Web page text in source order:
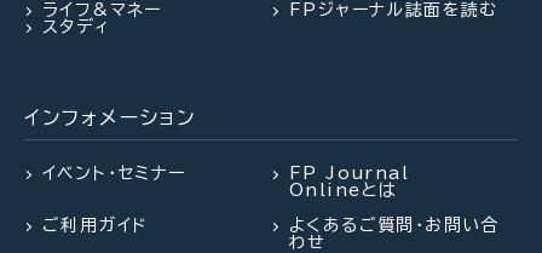
ライフ&マネー
スタディ
FPジャーナル誌面を読む
インフォメーション
イベント・セミナー
FP Journal
Onlineとは
ご利用ガイド
よくあるご質問・お問い合
わせ